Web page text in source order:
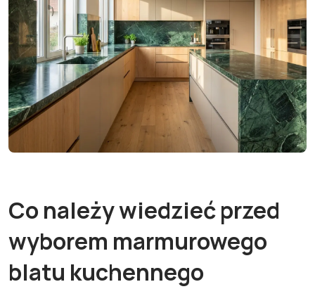
Co należy wiedzieć przed
wyborem marmurowego
blatu kuchennego